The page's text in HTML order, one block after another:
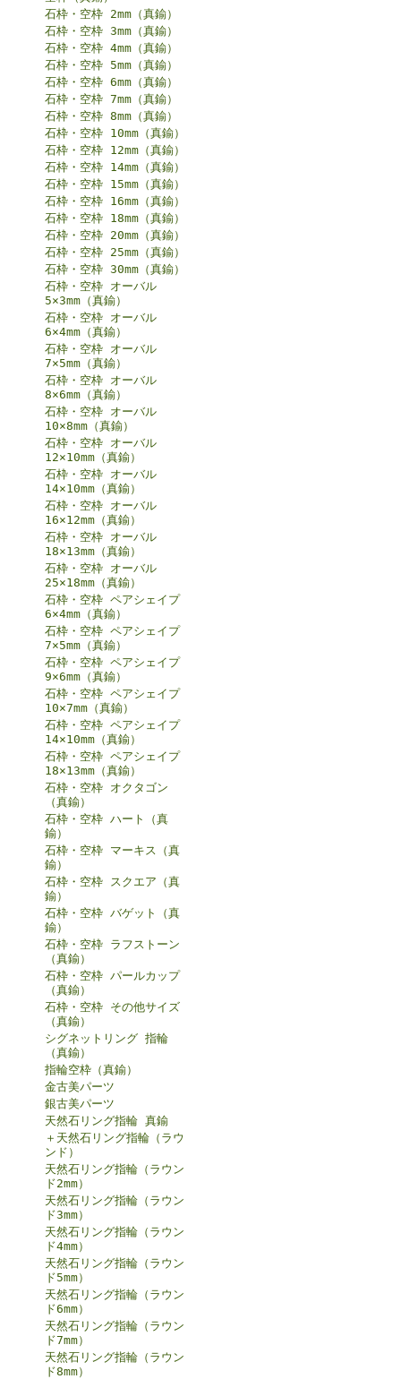
石枠・空枠 2mm（真鍮）
石枠・空枠 3mm（真鍮）
石枠・空枠 4mm（真鍮）
石枠・空枠 5mm（真鍮）
石枠・空枠 6mm（真鍮）
石枠・空枠 7mm（真鍮）
石枠・空枠 8mm（真鍮）
石枠・空枠 10mm（真鍮）
石枠・空枠 12mm（真鍮）
石枠・空枠 14mm（真鍮）
石枠・空枠 15mm（真鍮）
石枠・空枠 16mm（真鍮）
石枠・空枠 18mm（真鍮）
石枠・空枠 20mm（真鍮）
石枠・空枠 25mm（真鍮）
石枠・空枠 30mm（真鍮）
石枠・空枠 オーバル
5×3mm（真鍮）
石枠・空枠 オーバル
6×4mm（真鍮）
石枠・空枠 オーバル
7×5mm（真鍮）
石枠・空枠 オーバル
8×6mm（真鍮）
石枠・空枠 オーバル
10×8mm（真鍮）
石枠・空枠 オーバル
12×10mm（真鍮）
石枠・空枠 オーバル
14×10mm（真鍮）
石枠・空枠 オーバル
16×12mm（真鍮）
石枠・空枠 オーバル
18×13mm（真鍮）
石枠・空枠 オーバル
25×18mm（真鍮）
石枠・空枠 ペアシェイプ
6×4mm（真鍮）
石枠・空枠 ペアシェイプ
7×5mm（真鍮）
石枠・空枠 ペアシェイプ
9×6mm（真鍮）
石枠・空枠 ペアシェイプ
10×7mm（真鍮）
石枠・空枠 ペアシェイプ
14×10mm（真鍮）
石枠・空枠 ペアシェイプ
18×13mm（真鍮）
石枠・空枠 オクタゴン
（真鍮）
石枠・空枠 ハート（真
鍮）
石枠・空枠 マーキス（真
鍮）
石枠・空枠 スクエア（真
鍮）
石枠・空枠 バゲット（真
鍮）
石枠・空枠 ラフストーン
（真鍮）
石枠・空枠 パールカップ
（真鍮）
石枠・空枠 その他サイズ
（真鍮）
シグネットリング 指輪
（真鍮）
指輪空枠（真鍮）
金古美パーツ
銀古美パーツ
天然石リング指輪 真鍮
＋天然石リング指輪（ラウ
ンド）
天然石リング指輪（ラウン
ド2mm）
天然石リング指輪（ラウン
ド3mm）
天然石リング指輪（ラウン
ド4mm）
天然石リング指輪（ラウン
ド5mm）
天然石リング指輪（ラウン
ド6mm）
天然石リング指輪（ラウン
ド7mm）
天然石リング指輪（ラウン
ド8mm）